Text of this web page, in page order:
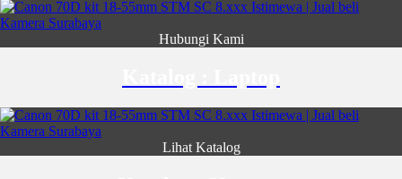
Hubungi Kami
Lihat Katalog